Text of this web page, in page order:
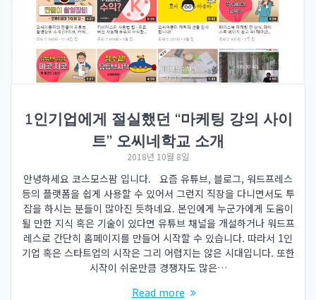
1인기업에게 절실했던 “마케팅 강의 사이
트” 오씨네학교 소개
2018년 10월 8일
안녕하세요 코스모스팜 입니다. 요즘 유튜브, 블로그, 워드프레스
등의 플랫폼을 쉽게 사용할 수 있어서 그런지 직장을 다니면서도 투
잡을 하시는 분들이 많아진 듯하네요. 본인에게 누군가에게 도움이
될 만한 지식 혹은 기술이 있다면 유튜브 채널을 개설하거나 워드프
레스로 간단히 홈페이지를 만들어 시작할 수 있습니다. 따라서 1인
기업 혹은 스타트업의 시작은 그리 어렵지는 않은 시대입니다. 또한
시작이 쉬운만큼 경쟁자도 많은…
Read more